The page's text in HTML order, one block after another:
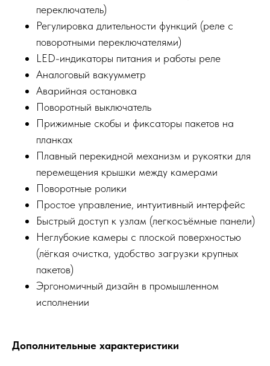
переключатель)
Регулировка длительности функций (реле с
поворотными переключателями)
LED-индикаторы питания и работы реле
Аналоговый вакуумметр
Аварийная остановка
Поворотный выключатель
Прижимные скобы и фиксаторы пакетов на
планках
Плавный перекидной механизм и рукоятки для
перемещения крышки между камерами
Поворотные ролики
Простое управление, интуитивный интерфейс
Быстрый доступ к узлам (легкосъёмные панели)
Неглубокие камеры с плоской поверхностью
(лёгкая очистка, удобство загрузки крупных
пакетов)
Эргономичный дизайн в промышленном
исполнении
Дополнительные характеристики